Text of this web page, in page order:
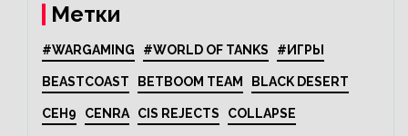
Метки
#WARGAMING #WORLD OF TANKS #ИГРЫ
BEASTCOAST BETBOOM TEAM BLACK DESERT
CEH9 CENRA CIS REJECTS COLLAPSE